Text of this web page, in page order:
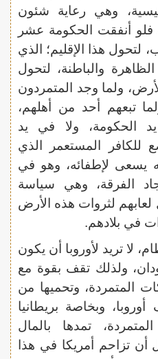
وهي رعاية شئون
فلو أنفقت الحكومة عشر
لتحول هذا الإقليم؛ الذي
والباطنة، لتحول
ولما وجد المتمردون
تبعهم أحد من أهلهم،
الحكومة، ولا في يد
للكافر المستعمر الذي
يسعى لإطفائه، وهو في
الفرقة، وهي سياسة
لثروات هذه الأرض
في بلادهم.
لا تريد لأوروبا أن يكون
ولذلك تقف بقوة مع
المتمردة، وتحميها من
وبخاصة بريطانيا
تمدها بالمال
أن تزاحم أمريكا في هذا